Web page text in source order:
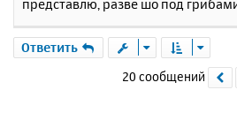
представлю, разве шо под
Ответить
20 сообщений